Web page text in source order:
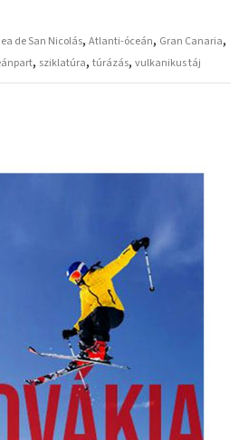
de San Nicolás,Atlanti-óceán, Gran Canaria,
, sziklatúra,túrázás,vulkanikus táj